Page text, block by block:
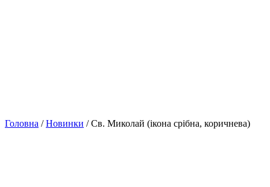
Головна /Новинки / Св. Миколай (ікона срібна, коричнева)